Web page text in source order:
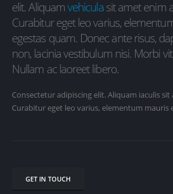
elit. Aliquamvehiculasit amet enim
Curabitur eget leo varius,
egestas quam. Donec ante risus,
non, lacinia vestibulum nisi. Morbi
Nullam ac laoreet libero.
Consectetur adipiscing elit. Aliquam iaculis
Curabitur eget leo varius, elementum mauris
GET IN TOUCH